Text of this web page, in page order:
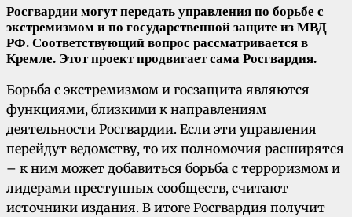
Росгвардии могут передать управления по борьбе с
экстремизмом и по государственной защите из МВД
РФ. Соответствующий вопрос рассматривается в
Кремле. Этот проект продвигает сама Росгвардия.
Борьба с экстремизмом и госзащита являются
функциями, близкими к направлениям
деятельности Росгвардии. Если эти управления
перейдут ведомству, то их полномочия расширятся
– к ним может добавиться борьба с терроризмом и
лидерами преступных сообществ, считают
источники издания. В итоге Росгвардия получит